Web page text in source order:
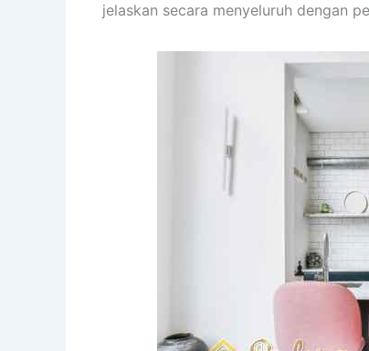
jelaskan secara menyeluruh dengan